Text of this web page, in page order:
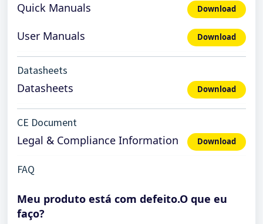
Quick Manuals Download
User Manuals Download
Datasheets
Datasheets Download
CE Document
Legal & Compliance Information Download
FAQ
Meu produto está com defeito.O que eu
faço?